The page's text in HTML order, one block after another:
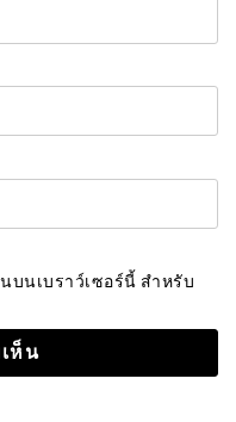
บนเบราว์เซอร์นี้ สำหรับ